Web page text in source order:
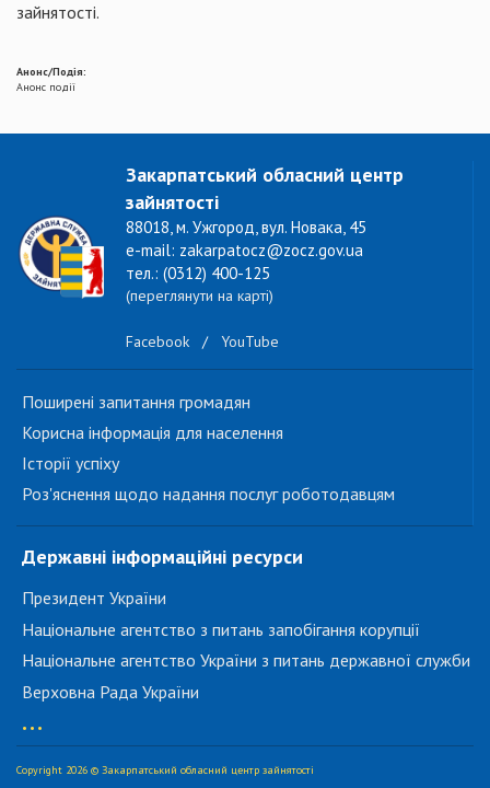
зайнятості.
Анонс/Подія:
Анонс події
Закарпатський обласний центр
зайнятості
88018, м. Ужгород, вул. Новака, 45
e-mail: zakarpatocz@zocz.gov.ua
тел.: (0312) 400-125
(переглянути на карті)
Facebook / YouTube
Поширені запитання громадян
Корисна інформація для населення
Історії успіху
Роз'яснення щодо надання послуг роботодавцям
Державні інформаційні ресурси
Президент України
Національне агентство з питань запобігання корупції
Національне агентство України з питань державної служби
Верховна Рада України
...
Copyright 2026 © Закарпатський обласний центр зайнятості